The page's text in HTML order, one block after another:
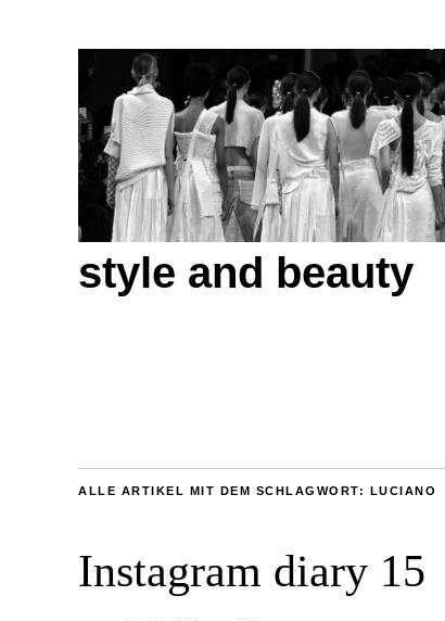
style and beauty
ALLE ARTIKEL MIT DEM SCHLAGWORT: LUCIANO
Instagram diary 15